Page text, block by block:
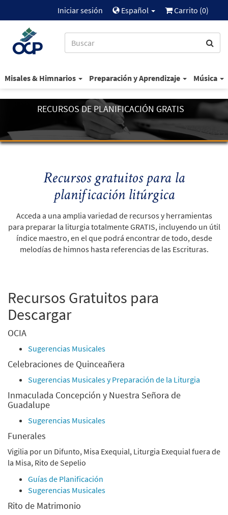
Iniciar sesión Español Carrito (0)
Misales & Himnarios Preparación y Aprendizaje Música
RECURSOS DE PLANIFICACIÓN GRATIS
Recursos gratuitos para la
planificación litúrgica
Acceda a una amplia variedad de recursos y herramientas
para preparar la liturgia totalmente GRATIS, incluyendo un útil
índice maestro, en el que podrá encontrar de todo, desde
melodías de himnos hasta referencias de las Escrituras.
Recursos Gratuitos para
Descargar
OCIA
Sugerencias Musicales
Celebraciones de Quinceañera
Sugerencias Musicales y Preparación de la Liturgia
Inmaculada Concepción y Nuestra Señora de
Guadalupe
Sugerencias Musicales
Funerales
Vigilia por un Difunto, Misa Exequial, Liturgia Exequial fuera de
la Misa, Rito de Sepelio
Guías de Planificación
Sugerencias Musicales
Rito de Matrimonio